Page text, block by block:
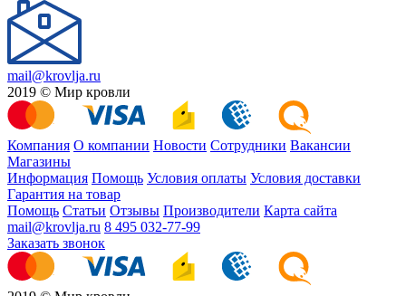
mail@krovlja.ru
2019 © Мир кровли
Компания О компании Новости Сотрудники Вакансии
Магазины
Информация Помощь Условия оплаты Условия доставки
Гарантия на товар
Помощь Статьи Отзывы Производители Карта сайта
mail@krovlja.ru 8 495 032-77-99
Заказать звонок